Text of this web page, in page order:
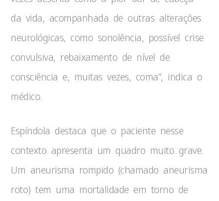
da vida, acompanhada de outras alterações
neurológicas, como sonolência, possível crise
convulsiva, rebaixamento de nível de
consciência e, muitas vezes, coma”, indica o
médico.
Espíndola destaca que o paciente nesse
contexto apresenta um quadro muito grave.
Um aneurisma rompido (chamado aneurisma
roto) tem uma mortalidade em torno de